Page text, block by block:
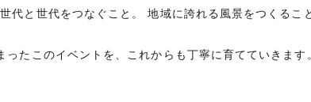
代と世代をつなぐこと。 地域に誇れる風景をつくるこ
たこのイベントを、これからも丁寧に育てていきます